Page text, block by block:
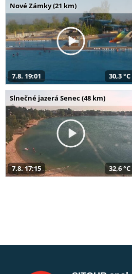
Nové Zámky (21 km)
7.8. 19:01 30,3 °C
Slnečné jazerá Senec (48 km)
7.8. 17:15 32,6 °C